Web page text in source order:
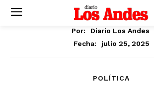
Por:
Diario Los Andes
Fecha:
julio 25, 2025
POLÍTICA